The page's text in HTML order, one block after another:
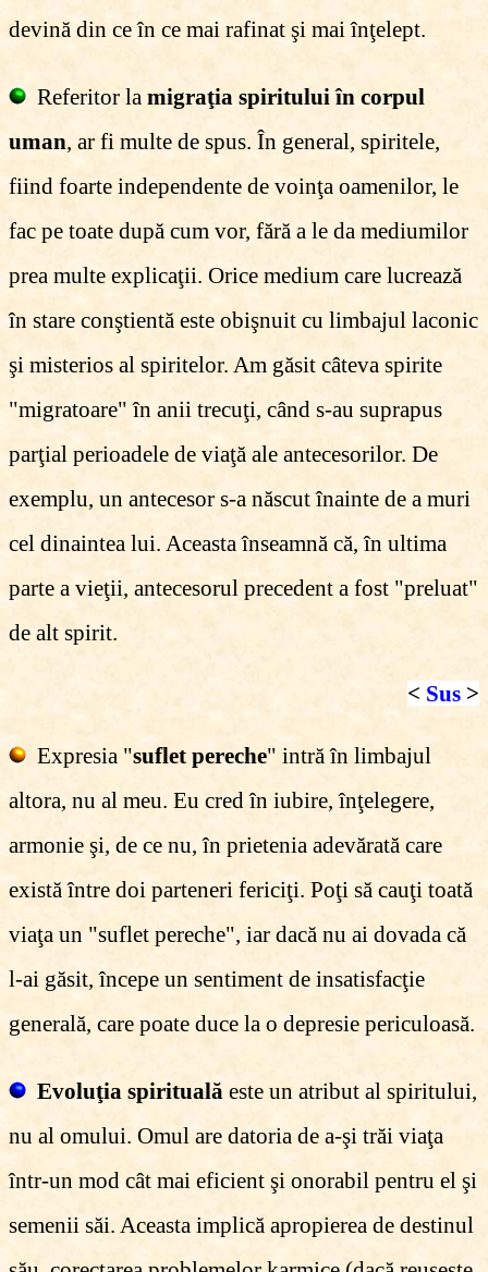
devină din ce în ce mai rafinat şi mai înţelept.
Referitor la migraţia spiritului în corpul
uman , ar fi multe de spus. În general, spiritele,
fiind foarte independente de voinţa oamenilor, le
fac pe toate după cum vor, fără a le da mediumilor
prea multe explicaţii. Orice medium care lucrează
în stare conştientă este obişnuit cu limbajul laconic
şi misterios al spiritelor. Am găsit câteva spirite
"migratoare" în anii trecuţi, când s-au suprapus
parţial perioadele de viaţă ale antecesorilor. De
exemplu, un antecesor s-a născut înainte de a muri
cel dinaintea lui. Aceasta înseamnă că, în ultima
parte a vieţii, antecesorul precedent a fost "preluat"
de alt spirit.
< Sus >
Expresia "suflet pereche" intră în limbajul
altora, nu al meu. Eu cred în iubire, înţelegere,
armonie şi, de ce nu, în prietenia adevărată care
există între doi parteneri fericiţi. Poţi să cauţi toată
viaţa un "suflet pereche", iar dacă nu ai dovada că
l-ai găsit, începe un sentiment de insatisfacţie
generală, care poate duce la o depresie periculoasă.
Evoluţia spirituală este un atribut al spiritului,
nu al omului. Omul are datoria de a-şi trăi viaţa
într-un mod cât mai eficient şi onorabil pentru el şi
semenii săi. Aceasta implică apropierea de destinul